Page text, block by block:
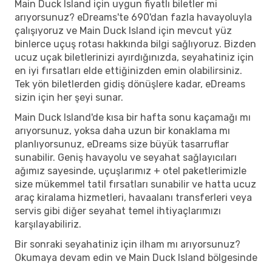
Main Duck Island için uygun fiyatlı biletler mi
arıyorsunuz? eDreams'te 690'dan fazla havayoluyla
çalışıyoruz ve Main Duck Island için mevcut yüz
binlerce uçuş rotası hakkında bilgi sağlıyoruz. Bizden
ucuz uçak biletlerinizi ayırdığınızda, seyahatiniz için
en iyi fırsatları elde ettiğinizden emin olabilirsiniz.
Tek yön biletlerden gidiş dönüşlere kadar, eDreams
sizin için her şeyi sunar.
Main Duck Island'de kısa bir hafta sonu kaçamağı mı
arıyorsunuz, yoksa daha uzun bir konaklama mı
planlıyorsunuz, eDreams size büyük tasarruflar
sunabilir. Geniş havayolu ve seyahat sağlayıcıları
ağımız sayesinde, uçuşlarımız + otel paketlerimizle
size mükemmel tatil fırsatları sunabilir ve hatta ucuz
araç kiralama hizmetleri, havaalanı transferleri veya
servis gibi diğer seyahat temel ihtiyaçlarımızı
karşılayabiliriz.
Bir sonraki seyahatiniz için ilham mı arıyorsunuz?
Okumaya devam edin ve Main Duck Island bölgesinde